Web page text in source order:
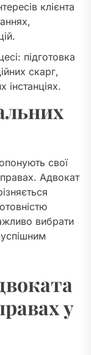
клієнта
підготовка
скарг,
інстанціях.
свої
Адвокат
вибрати
у